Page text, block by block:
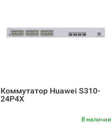
Коммутатор Huawei S310-
24P4X
В наличии